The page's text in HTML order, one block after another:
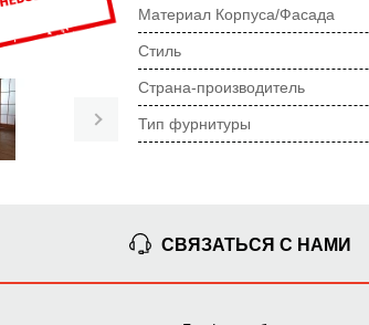
Материал Корпуса/Фасада
Стиль
Страна-производитель
Тип фурнитуры
СВЯЗАТЬСЯ С НАМИ